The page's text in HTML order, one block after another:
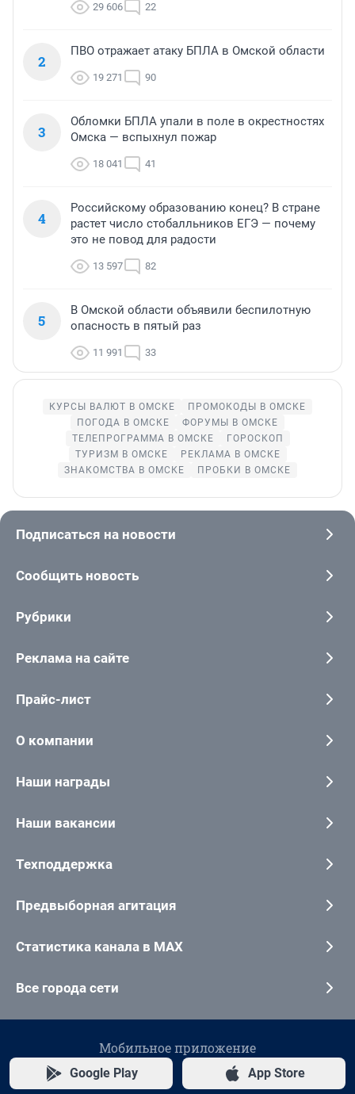
29 606 22
2
ПВО отражает атаку БПЛА в Омской области
19 271 90
3
Обломки БПЛА упали в поле в окрестностях
Омска — вспыхнул пожар
18 041 41
4
Российскому образованию конец? В стране
растет число стобалльников ЕГЭ — почему
это не повод для радости
13 597 82
5
В Омской области объявили беспилотную
опасность в пятый раз
11 991 33
КУРСЫ ВАЛЮТ В ОМСКЕ
ПРОМОКОДЫ В ОМСКЕ
ПОГОДА В ОМСКЕ
ФОРУМЫ В ОМСКЕ
ТЕЛЕПРОГРАММА В ОМСКЕ
ГОРОСКОП
ТУРИЗМ В ОМСКЕ
РЕКЛАМА В ОМСКЕ
ЗНАКОМСТВА В ОМСКЕ
ПРОБКИ В ОМСКЕ
Подписаться на новости
Сообщить новость
Рубрики
Реклама на сайте
Прайс-лист
О компании
Наши награды
Наши вакансии
Техподдержка
Предвыборная агитация
Статистика канала в MAX
Все города сети
Мобильное приложение
Google Play App Store